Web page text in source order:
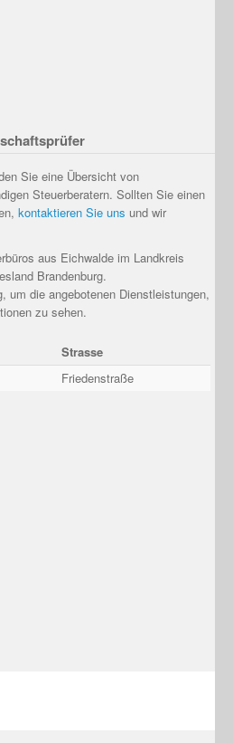
Sie eine Übersicht von
Steuerberatern. Sollten Sie einen
kontaktieren Sie uns und wir
aus Eichwalde im Landkreis
Brandenburg.
um die angebotenen Dienstleistungen,
zu sehen.
Strasse
Friedenstraße